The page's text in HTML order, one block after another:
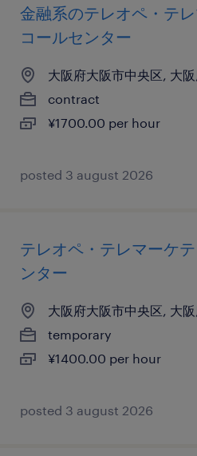
金融系のテレオペ・テ
コールセンター
大阪府大阪市中央区, 大
contract
¥1700.00 per hour
posted 3 august 2026
テレオペ・テレマーケ
ンター
大阪府大阪市中央区, 大
temporary
¥1400.00 per hour
posted 3 august 2026